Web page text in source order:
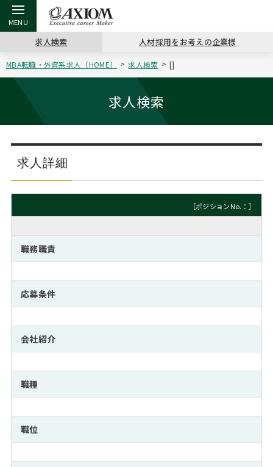
戻る
アクシアムの特長
コンサ
サービス案内 キャリ
コンサルタントの紹介
戻る
キャリア支援 TOP
キャリアデザイン講座
（最新求人市場動向）
MBAの
おわり
ステージ別アドバイス
MBA留学生数の推移
日本か
インターン受入企業一覧
MBAを生かす求人特集
年齢と年収の相関図
戻る
転職ツール TOP
英文レジュメの書き方 パワー
職務経歴書の書き方
よくある面接Q&A集
外資系／面接攻略のコツ
戻る
転職コラム TOP
“展”職相談室
転職市場の明日をよめ
転職成功への4つの鍵
キャリアに効く一冊
注目企業インタビュー
戻る
イベント・セミナー TOP
ジョブフェア
キャリアデザインセミナー
キャリアフォーラム
プロ経営者の特別セミナー
Career Talk Live
MBA NETWORKING
戻る
会社概要 TOP
沿革
主なクライアント
採用情報
パブリシティ
ニュースリリース
求人検索 人材採用をお考えの企業様
MBA転職・外資系求人（HOME） 求人検索 []
求人検索
求人詳細
［ポジションNo.：］
職務職責
応募条件
会社紹介
職種
職位